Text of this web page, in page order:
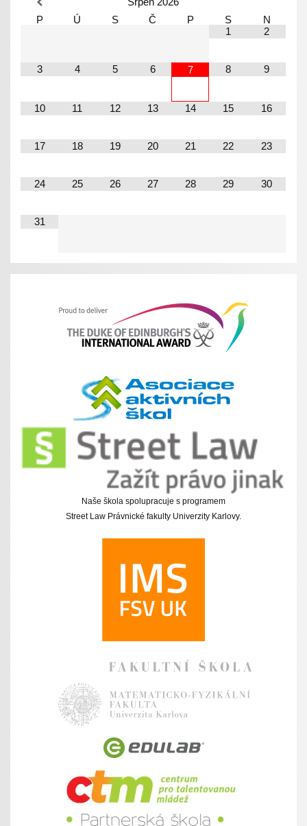
P
Ú S Č P S
N
1
2
3 4 5 6 7 8 9
10 11 12 13 14 15 16
17 18 19 20 21 22 23
24 25 26 27 28 29 30
31
Naše škola spolupracuje s programem
Street Law Právnické fakulty Univerzity Karlovy.